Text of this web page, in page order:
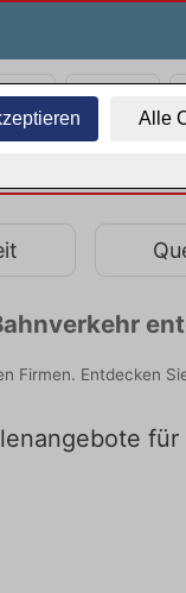
Alle
Firmen. Entdecken
für